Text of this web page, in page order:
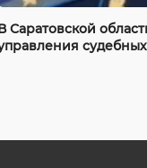
Саратовской